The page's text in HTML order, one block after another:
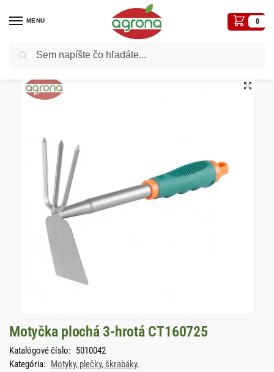
MENU 0
Domov Záhradné a iné náradie / Motyky, plečky, škrabáky,
Motyčka plochá 3-hrotá CT160725
Katalógové číslo: 5010042
Kategória: Motyky, plečky, škrabáky,